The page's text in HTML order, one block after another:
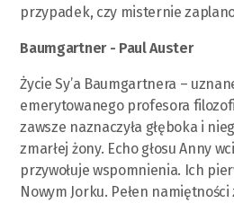
przypadek, czy misternie
Baumgartner - Paul Auster
Życie Sy’a Baumgartnera –
emerytowanego profesora
zawsze naznaczyła głęboka i
zmarłej żony. Echo głosu Anny
przywołuje wspomnienia. Ich
Nowym Jorku. Pełen